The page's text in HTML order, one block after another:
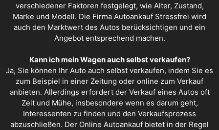
verschiedener Faktoren festgelegt, wie Alter, Zustand,
Marke und Modell. Die Firma Autoankauf Stressfrei wird
auch den Marktwert des Autos berücksichtigen und ein
Angebot entsprechend machen.
Kann ich mein Wagen auch selbst verkaufen?
Ja, Sie können Ihr Auto auch selbst verkaufen, indem Sie es
zum Beispiel in einer Zeitung oder online zum Verkauf
anbieten. Allerdings erfordert der Verkauf eines Autos oft
Zeit und Mühe, insbesondere wenn es darum geht,
Interessenten zu finden und den Verkaufsprozess
abzuschließen. Der Online Autoankauf bietet in der Regel